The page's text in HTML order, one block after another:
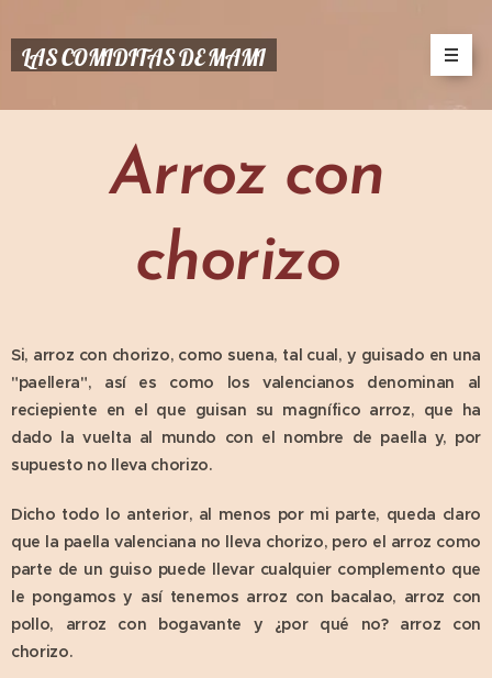
LAS COMIDITAS DE MAMI
Arroz con
chorizo
Si, arroz con chorizo, como suena, tal cual, y guisado en una
"paellera", así es como los valencianos denominan al
reciepiente en el que guisan su magnífico arroz, que ha
dado la vuelta al mundo con el nombre de paella y, por
supuesto no lleva chorizo.
Dicho todo lo anterior, al menos por mi parte, queda claro
que la paella valenciana no lleva chorizo, pero el arroz como
parte de un guiso puede llevar cualquier complemento que
le pongamos y así tenemos arroz con bacalao, arroz con
pollo, arroz con bogavante y ¿por qué no? arroz con
chorizo.